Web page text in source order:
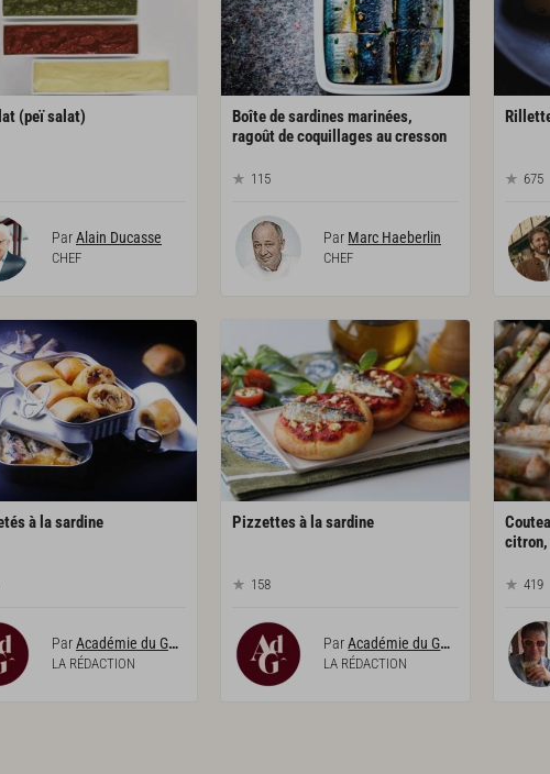
(peïsalat)
ParAlain Ducasse
CHEF
Boîte de sardines marinées,
ragoût de coquillages au cresson
115
Par Marc Haeberlin
CHEF
675
à lasardine
ParAcadémie du Goût
LA RÉDACTION
Pizzettesà lasardine
158
ParAcadémie du Goût
LA RÉDACTION
citron,
419